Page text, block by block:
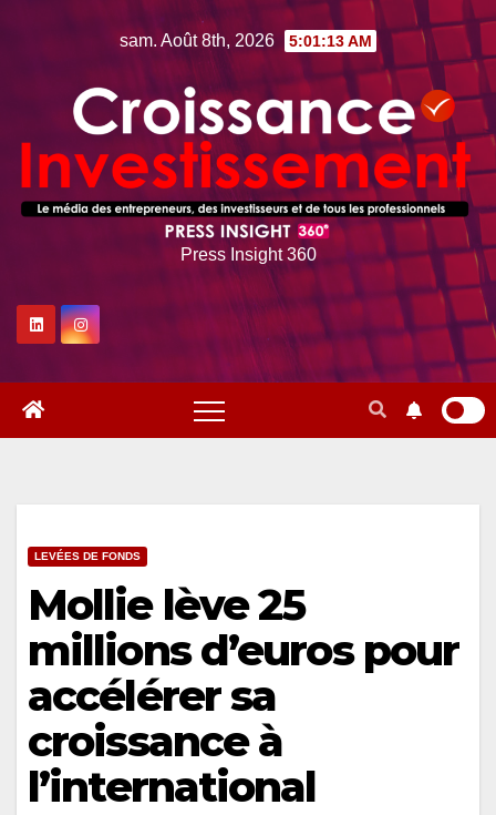
sam. Août 8th, 2026 5:01:14 AM
Press Insight 360
LEVÉES DE FONDS
Mollie lève 25
millions d’euros pour
accélérer sa
croissance à
l’international